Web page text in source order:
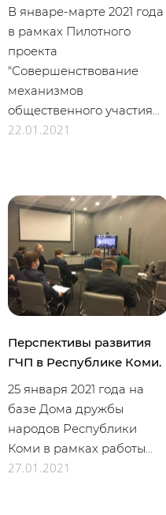
В январе-марте 2021 года
в рамках Пилотного
проекта
"Совершенствование
механизмов
общественного участия...
22.01.2021
Перспективы развития
ГЧП в Республике Коми.
25 января 2021 года на
базе Дома дружбы
народов Республики
Коми в рамках работы...
27.01.2021